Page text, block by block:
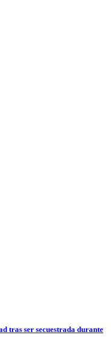
tras ser secuestrada durante